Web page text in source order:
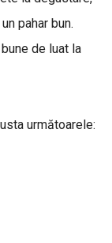
pahar bun.
de luat la
următoarele: